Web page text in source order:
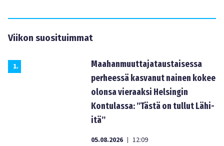
Viikon suosituimmat
1.
Maahanmuuttajataustaisessa
perheessä kasvanut nainen kokee
olonsa vieraaksi Helsingin
Kontulassa: ”Tästä on tullut Lähi-
itä”
05.08.2026 | 12:09